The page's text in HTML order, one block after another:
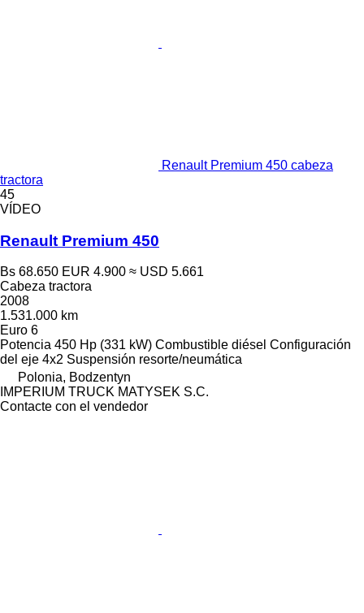
Renault Premium 450 cabeza
tractora
45
VÍDEO
Renault Premium 450
Bs 68.650 EUR 4.900 ≈ USD 5.661
Cabeza tractora
2008
1.531.000 km
Euro 6
Potencia 450 Hp (331 kW) Combustible diésel Configuración
del eje 4x2 Suspensión resorte/neumática
Polonia, Bodzentyn
IMPERIUM TRUCK MATYSEK S.C.
Contacte con el vendedor